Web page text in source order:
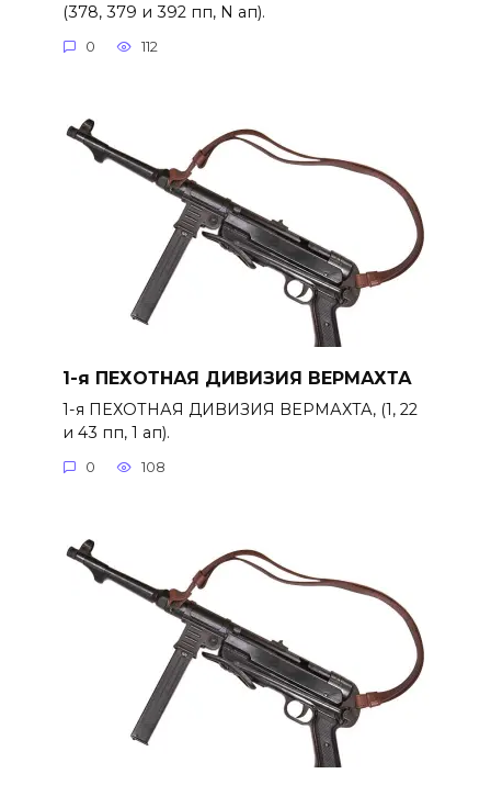
(378, 379 и 392 пп, N ап).
0 112
1-я ПЕХОТНАЯ ДИВИЗИЯ ВЕРМАХТА
1-я ПЕХОТНАЯ ДИВИЗИЯ ВЕРМАХТА, (1, 22
и 43 пп, 1 ап).
0 108